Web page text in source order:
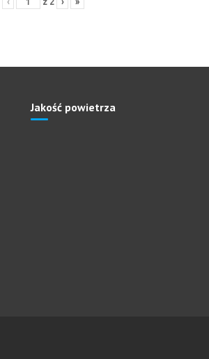
Jakość powietrza